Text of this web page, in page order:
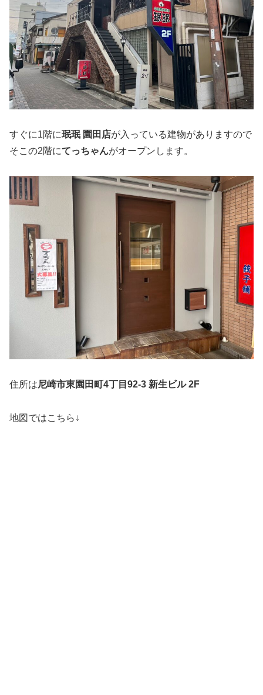
すぐに1階に珉珉 園田店が入っている建物がありますので
そこの2階にてっちゃんがオープンします。
住所は尼崎市東園田町4丁目92-3 新生ビル 2F
地図ではこちら↓